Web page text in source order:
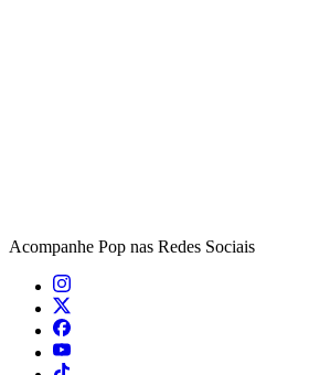
Acompanhe Pop nas Redes Sociais